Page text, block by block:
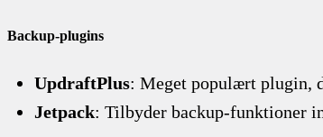
Backup-plugins
UpdraftPlus: Meget populært plugin,
Jetpack: Tilbyder backup-funktioner